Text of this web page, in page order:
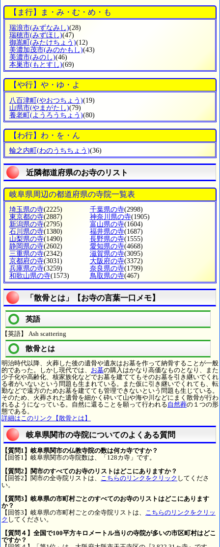
【ま行】ま・み・む・め・も
瑞浪市(みずなみし)(28)
瑞穂市(みずほし)(47)
御嵩町 (みたけちょう)(12)
美濃加茂市(みのかもし)(43)
美濃市(みのし)(46)
本巣市(もとすし)(69)
【や行】や・ゆ・よ
八百津町(やおつちょう)(19)
山県市(やまがたし)(79)
養老町(ようろうちょう)(80)
【わ行】わ・を・ん
輪之内町 (わのうちちょう)(36)
近隣都道府県のお寺のリスト
岐阜県周辺の都道府県の寺院一覧表
埼玉県の寺(2225) 千葉県の寺(2998)
東京都の寺(2887) 神奈川県の寺(1905)
新潟県の寺(2795) 富山県の寺(1604)
石川県の寺(1380) 福井県の寺(1687)
山梨県の寺(1490) 長野県の寺(1555)
静岡県の寺(2602) 愛知県の寺(4668)
三重県の寺(2342) 滋賀県の寺(3095)
京都府の寺(3031) 大阪府の寺(3372)
兵庫県の寺(3259) 奈良県の寺(1799)
和歌山県の寺(1573) 鳥取県の寺(467)
「散骨とは」【お寺の言葉一口メモ】
英語
【英語】 Ash scattering
散骨とは
明治時代以降、火葬した後の遺骨や遺灰はお墓を作って納骨することが一般
的であった。しかし現代では、 お墓の購入はかなり高価なものとなり、また
少子化や高齢化、核家族化などでお墓を建ててもそのお墓を引き継いでくれ
る者がいないという問題も生まれている。また仮に引き継いでくれても、転
勤などで遠方のためお墓を建てても管理できないという問題も生じている。
そのため、火葬された遺骨を細かく砕いて山や海や川などにまく散骨が行わ
れるようになっている。自然に還ることを願って行われる自然葬の１つの形
態である。
詳細はこのリンク【散骨とは】
岐阜県関市の寺院についてのよくある質問
【質問1】岐阜県関市の仏教寺院の数は何カ寺ですか？
【回答1】岐阜県関市の寺院数は、「128カ寺」です。
【質問2】関市のすべてのお寺のリストはどこにありますか？
【回答2】関市の全寺院リストは、
こちらのリンクをクリック してくださ
い。
【質問3】岐阜県の市町村ごとのすべてのお寺のリストはどこにあります
か？
【回答3】岐阜県の市町村ごとの全寺院リストは、
こちらのリンクをクリッ
ク してください。
【質問４】全国で100平方キロメートル当りの寺院が多いの市区町村はどこ
ですか？